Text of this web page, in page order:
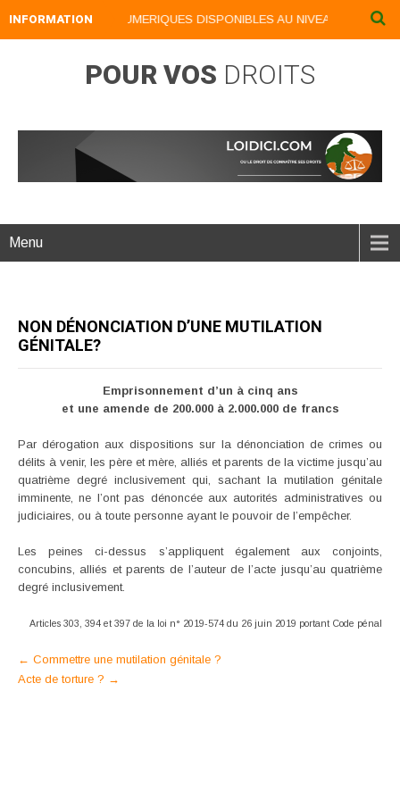
INFORMATION
NOS LIVRES NUMERIQUES DISPONIBLES AU NIVEAU DU
POUR VOS DROITS
Menu
NON DÉNONCIATION D’UNE MUTILATION
GÉNITALE?
Emprisonnement d’un à cinq ans
et une amende de 200.000 à 2.000.000 de francs
Par dérogation aux dispositions sur la dénonciation de crimes ou
délits à venir, les père et mère, alliés et parents de la victime jusqu’au
quatrième degré inclusivement qui, sachant la mutilation génitale
imminente, ne l’ont pas dénoncée aux autorités administratives ou
judiciaires, ou à toute personne ayant le pouvoir de l’empêcher.
Les peines ci-dessus s’appliquent également aux conjoints,
concubins, alliés et parents de l’auteur de l’acte jusqu’au quatrième
degré inclusivement.
Articles 303, 394 et 397 de la loi n° 2019-574 du 26 juin 2019 portant Code pénal
Post
navigation
← Commettre une mutilation génitale ?
Acte de torture ? →